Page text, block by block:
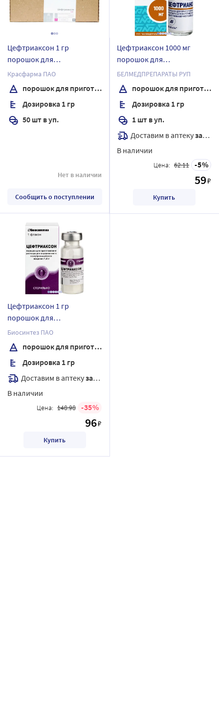
Цефтриаксон 1 гр
порошок для
приготовления раствора
для внутривенного и
внутримышечного
введения флакон 50 шт.
Красфарма ПАО
порошок для приготовления раствора для внутривенного и внутримышечного введения
Дозировка 1 гр
50 шт в уп.
Нет в наличии
Сообщить о поступлении
Цефтриаксон 1000 мг
порошок для
приготовления раствора
для внутривенного и
внутримышечного
введения флакон 1 шт.
БЕЛМЕДПРЕПАРАТЫ РУП
порошок для приготовления раствора для внутривенного и внутримышечного введения
Дозировка 1 гр
1 шт в уп.
Доставим в аптекузавтра
В наличии
Цена: 62.11 5
59₽
Купить
Цефтриаксон 1 гр
порошок для
приготовления раствора
внутривенного введения
флакон
Биосинтез ПАО
порошок для приготовления раствора внутривенного введения
Дозировка 1 гр
Доставим в аптекузавтра
В наличии
Цена: 148.98 35
96₽
Купить